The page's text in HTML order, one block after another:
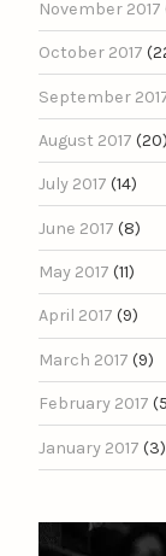
November 2017
October 2017
September
August 2017 (20)
July 2017 (14)
June 2017 (8)
May 2017 (11)
April 2017 (9)
March 2017 (9)
February 2017
January 2017 (3)